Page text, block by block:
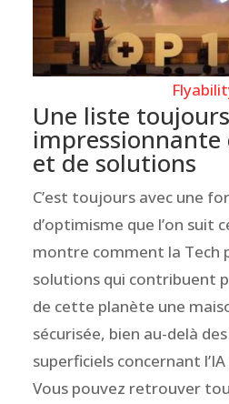
Une liste toujours
impressionnante
et de solutions
C’est toujours avec une
d’optimisme que l’on suit
montre comment la Tech
solutions qui contribuent
de cette planète une
sécurisée, bien au-delà
superficiels concernant
Vous pouvez retrouver